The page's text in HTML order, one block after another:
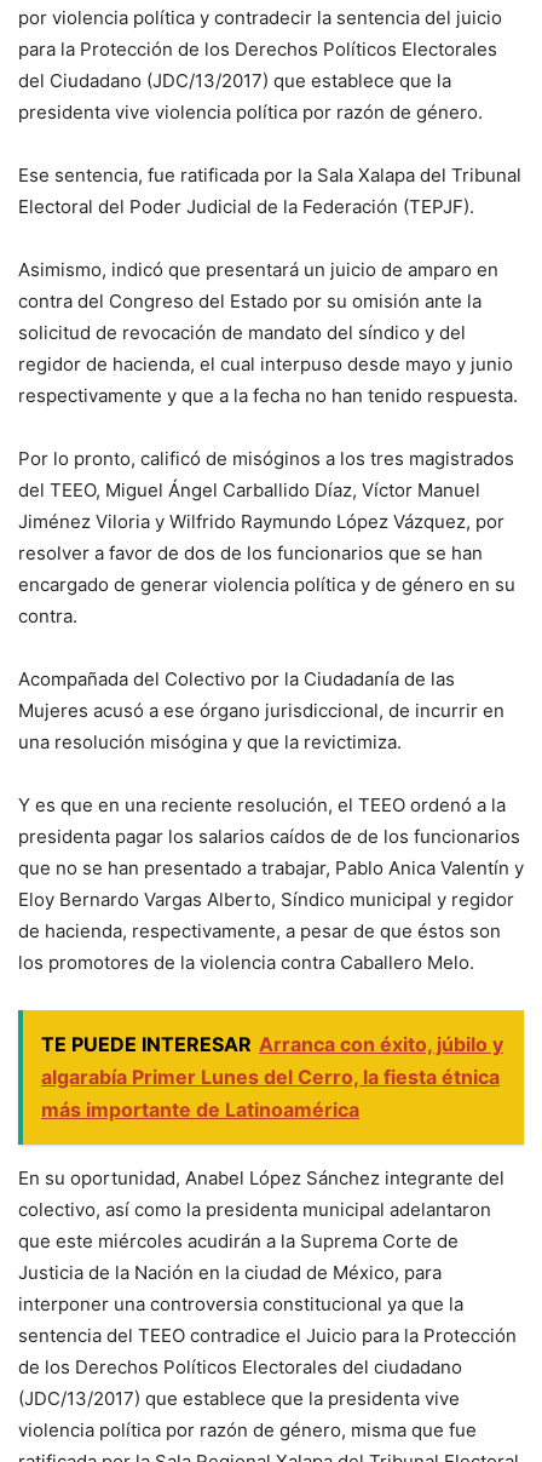
por violencia política y contradecir la sentencia del juicio
para la Protección de los Derechos Políticos Electorales
del Ciudadano (JDC/13/2017) que establece que la
presidenta vive violencia política por razón de género.
Ese sentencia, fue ratificada por la Sala Xalapa del Tribunal
Electoral del Poder Judicial de la Federación (TEPJF).
Asimismo, indicó que presentará un juicio de amparo en
contra del Congreso del Estado por su omisión ante la
solicitud de revocación de mandato del síndico y del
regidor de hacienda, el cual interpuso desde mayo y junio
respectivamente y que a la fecha no han tenido respuesta.
Por lo pronto, calificó de misóginos a los tres magistrados
del TEEO, Miguel Ángel Carballido Díaz, Víctor Manuel
Jiménez Viloria y Wilfrido Raymundo López Vázquez, por
resolver a favor de dos de los funcionarios que se han
encargado de generar violencia política y de género en su
contra.
Acompañada del Colectivo por la Ciudadanía de las
Mujeres acusó a ese órgano jurisdiccional, de incurrir en
una resolución misógina y que la revictimiza.
Y es que en una reciente resolución, el TEEO ordenó a la
presidenta pagar los salarios caídos de de los funcionarios
que no se han presentado a trabajar, Pablo Anica Valentín y
Eloy Bernardo Vargas Alberto, Síndico municipal y regidor
de hacienda, respectivamente, a pesar de que éstos son
los promotores de la violencia contra Caballero Melo.
TE PUEDE INTERESAR Arranca con éxito, júbilo y
algarabía Primer Lunes del Cerro, la fiesta étnica
más importante de Latinoamérica
En su oportunidad, Anabel López Sánchez integrante del
colectivo, así como la presidenta municipal adelantaron
que este miércoles acudirán a la Suprema Corte de
Justicia de la Nación en la ciudad de México, para
interponer una controversia constitucional ya que la
sentencia del TEEO contradice el Juicio para la Protección
de los Derechos Políticos Electorales del ciudadano
(JDC/13/2017) que establece que la presidenta vive
violencia política por razón de género, misma que fue